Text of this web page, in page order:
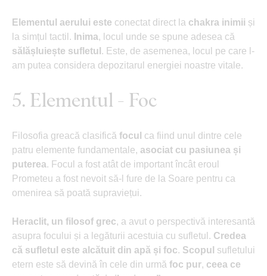
Elementul aerului este conectat direct la chakra inimii și
la simțul tactil. Inima, locul unde se spune adesea că
sălășluiește sufletul . Este, de asemenea, locul pe care l-
am putea considera depozitarul energiei noastre vitale.
5. Elementul - Foc
Filosofia greacă clasifică focul ca fiind unul dintre cele
patru elemente fundamentale, asociat cu pasiunea și
puterea. Focul a fost atât de important încât eroul
Prometeu a fost nevoit să-l fure de la Soare pentru ca
omenirea să poată supraviețui.
Heraclit, un filosof grec, a avut o perspectivă interesantă
asupra focului și a legăturii acestuia cu sufletul. Credea
că sufletul este alcătuit din apă și foc. Scopul sufletului
etern este să devină în cele din urmă foc pur, ceea ce